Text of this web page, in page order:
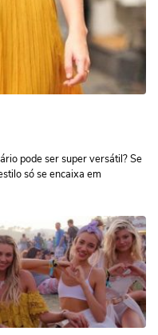
pode ser super versátil? Se
só se encaixa em